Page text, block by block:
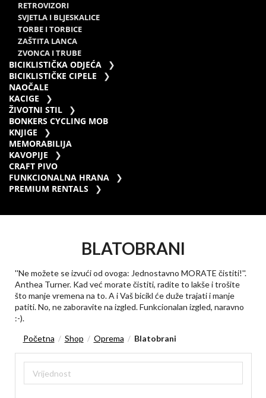
RETROVIZORI
SVJETLA I BLJESKALICE
TORBE I TORBICE
ZAŠTITA LANCA
ZVONCA I TRUBE
BICIKLISTIČKA ODJEĆA
BICIKLISTIČKE CIPELE
NAOČALE
KACIGE
ŽIVOTNI STIL
BONKERS CYCLING MOB
KNJIGE
MEMORABILIJA
KAVOPIJE
CRAFT PIVO
FUNKCIONALNA HRANA
PREMIUM RENTALS
BLATOBRANI
''Ne možete se izvući od ovoga: Jednostavno MORATE čistiti!''.
Anthea Turner. Kad već morate čistiti, radite to lakše i trošite
što manje vremena na to. A i Vaš bicikl će duže trajati i manje
patiti. No, ne zaboravite na izgled. Funkcionalan izgled, naravno
:-).
Početna / Shop / Oprema / Blatobrani